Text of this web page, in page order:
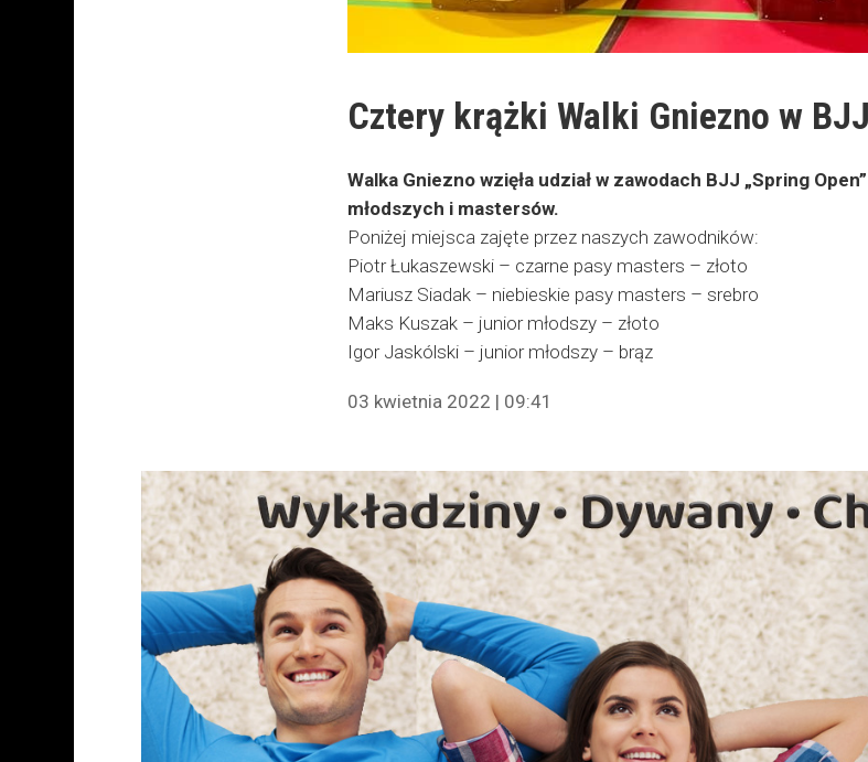
Cztery krążki Walki Gniezno w
Walka Gniezno wzięła udział w zawodach BJJ „Spring
młodszych i mastersów.
Poniżej miejsca zajęte przez naszych zawodników:
Piotr Łukaszewski – czarne pasy masters – złoto
Mariusz Siadak– niebieskie pasy masters – srebro
Maks Kuszak– junior młodszy – złoto
Igor Jaskólski – junior młodszy – brąz
03 kwietnia 2022 | 09:41